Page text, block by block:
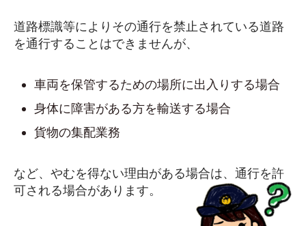
道路標識等によりその通行を禁止されている道路
を通行することはできませんが、
車両を保管するための場所に出入りする場合
身体に障害がある方を輸送する場合
貨物の集配業務
など、やむを得ない理由がある場合は、通行を許
可される場合があります。